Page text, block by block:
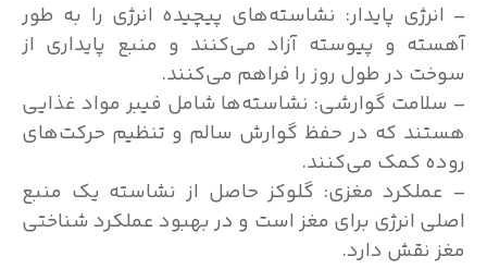
– انرژی پایدار: نشاسته‌های پیچیده انرژی را به طور
آهسته و پیوسته آزاد می‌کنند و منبع پایداری از
سوخت در طول روز را فراهم می‌کنند.
– سلامت گوارشی: نشاسته‌ها شامل فیبر مواد غذایی
هستند که در حفظ گوارش سالم و تنظیم حرکت‌های
روده کمک می‌کنند.
– عملکرد مغزی: گلوکز حاصل از نشاسته یک منبع
اصلی انرژی برای مغز است و در بهبود عملکرد شناختی
مغز نقش دارد.